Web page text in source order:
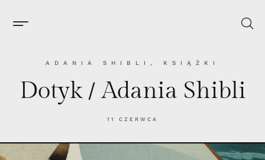
ADANIA SHIBLI , KSIĄŻKI
Dotyk / Adania Shibli
11 CZERWCA